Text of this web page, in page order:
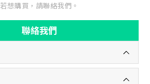
若想購買，請聯絡我們。
聯絡我們